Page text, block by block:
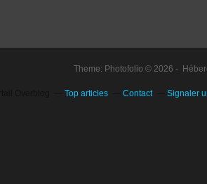
Theme: Photofolio © 2026 -
Top articles Contact Signaler